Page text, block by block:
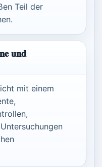
Teil der
und
mit einem